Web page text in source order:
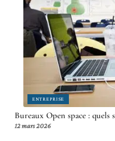
ENTREPRISE
Bureaux Open space : quels
12 mars 2026